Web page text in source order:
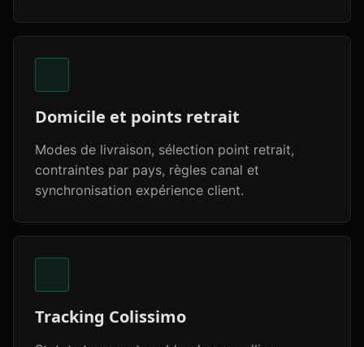
Domicile et points retrait
Modes de livraison, sélection point retrait,
contraintes par pays, règles canal et
synchronisation expérience client.
Tracking Colissimo